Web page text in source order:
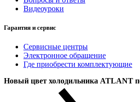
Видеоуроки
Гарантия и сервис
Сервисные центры
Электронное обращение
Где приобрести комплектующие
Новый цвет холодильника ATLANT